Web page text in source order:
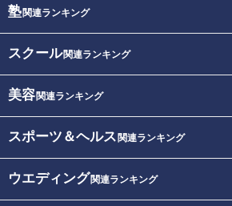
塾関連ランキング
スクール関連ランキング
美容関連ランキング
スポーツ＆ヘルス 関連ランキング
ウエディング関連ランキング